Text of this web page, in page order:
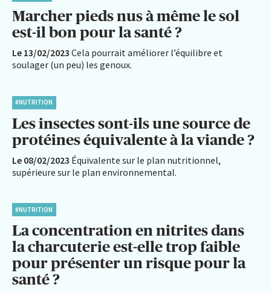
Marcher pieds nus à même le sol
est-il bon pour la santé ?
Le 13/02/2023 Cela pourrait améliorer l’équilibre et
soulager (un peu) les genoux.
#NUTRITION
Les insectes sont-ils une source de
protéines équivalente à la viande ?
Le 08/02/2023 Équivalente sur le plan nutritionnel,
supérieure sur le plan environnemental.
#NUTRITION
La concentration en nitrites dans
la charcuterie est-elle trop faible
pour présenter un risque pour la
santé ?